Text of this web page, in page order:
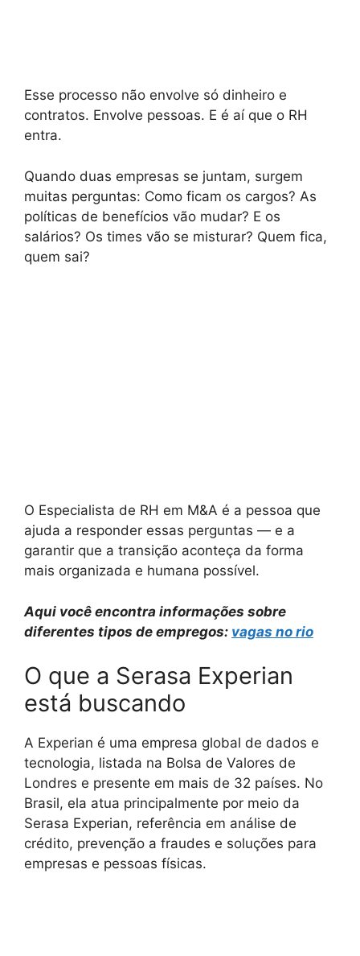
Esse processo não envolve só dinheiro e
contratos. Envolve pessoas. E é aí que o RH
entra.
Quando duas empresas se juntam, surgem
muitas perguntas: Como ficam os cargos? As
políticas de benefícios vão mudar? E os
salários? Os times vão se misturar? Quem fica,
quem sai?
O Especialista de RH em M&A é a pessoa que
ajuda a responder essas perguntas — e a
garantir que a transição aconteça da forma
mais organizada e humana possível.
Aqui você encontra informações sobre
diferentes tipos de empregos: vagas no rio
O que a Serasa Experian
está buscando
A Experian é uma empresa global de dados e
tecnologia, listada na Bolsa de Valores de
Londres e presente em mais de 32 países. No
Brasil, ela atua principalmente por meio da
Serasa Experian, referência em análise de
crédito, prevenção a fraudes e soluções para
empresas e pessoas físicas.